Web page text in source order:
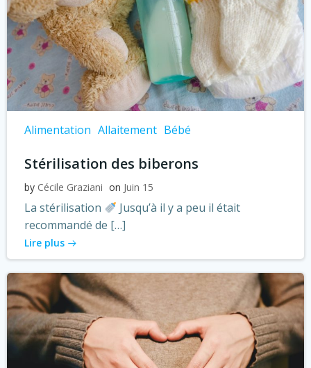
Alimentation Allaitement Bébé
Stérilisation des biberons
by Cécile Graziani on Juin 15
La stérilisation
Jusqu’à il y a peu il était
recommandé de […]
Lire plus